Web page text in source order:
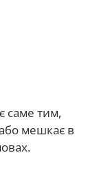
саме тим,
мешкає в